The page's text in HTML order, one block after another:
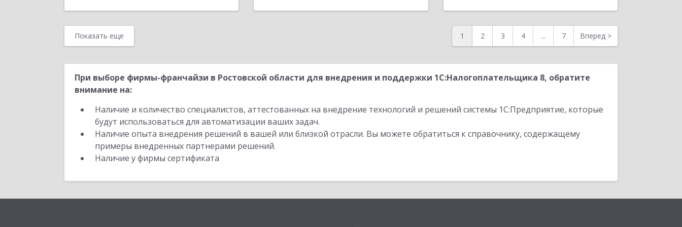
Показать еще 1 2 3 4 ... 7 Вперед >
При выборе фирмы-франчайзи в Ростовской области для внедрения и поддержки 1С:Налогоплательщика 8, обратите
внимание на:
Наличие и количество специалистов, аттестованных на внедрение технологий и решений системы 1С:Предприятие, которые
будут использоваться для автоматизации ваших задач.
Наличие опыта внедрения решений в вашей или близкой отрасли. Вы можете обратиться к справочнику, содержащему
примеры внедренных партнерами решений.
Наличие у фирмы сертификата